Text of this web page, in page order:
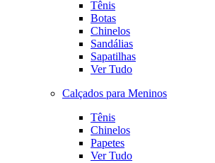
Tênis
Botas
Chinelos
Sandálias
Sapatilhas
Ver Tudo
Calçados para Meninos
Tênis
Chinelos
Papetes
Ver Tudo